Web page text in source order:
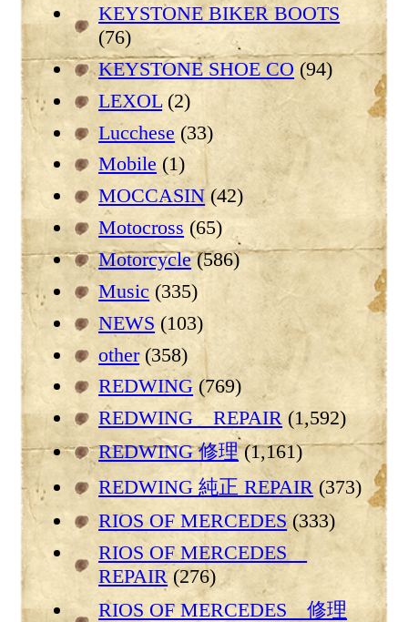
KEYSTONE BIKER BOOTS
(76)
KEYSTONE SHOE CO (94)
LEXOL(2)
Lucchese (33)
Mobile (1)
MOCCASIN (42)
Motocross (65)
Motorcycle(586)
Music (335)
NEWS (103)
other(358)
REDWING (769)
REDWING REPAIR (1,592)
REDWING 修理(1,161)
REDWING 純正 REPAIR (373)
RIOS OF MERCEDES(333)
RIOS OF MERCEDES
REPAIR(276)
RIOS OF MERCEDES 修理